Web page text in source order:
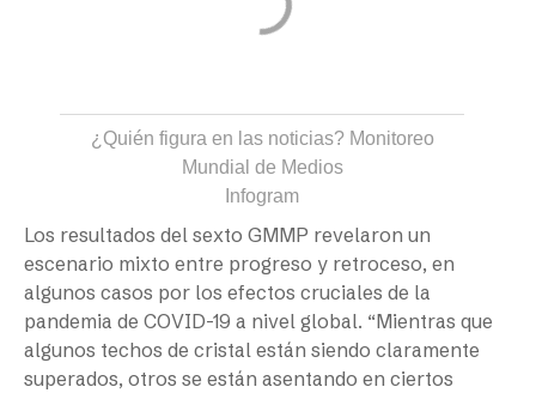
¿Quién figura en las noticias? Monitoreo
Mundial de Medios
Infogram
Los resultados del sexto GMMP revelaron un
escenario mixto entre progreso y retroceso, en
algunos casos por los efectos cruciales de la
pandemia de COVID-19 a nivel global. “Mientras que
algunos techos de cristal están siendo claramente
superados, otros se están asentando en ciertos